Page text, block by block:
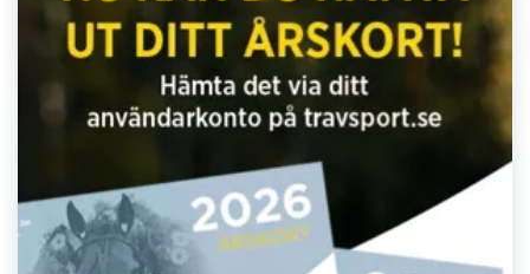
Gävletravet 260805 Lopp 4
Gävletravet 260805 Lopp 2